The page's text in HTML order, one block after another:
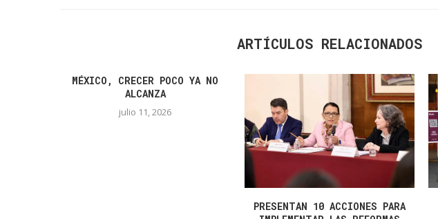
ARTÍCULOS RELACIONADOS
MÉXICO, CRECER POCO YA NO
ALCANZA
julio 11, 2026
PRESENTAN 10 ACCIONES PARA